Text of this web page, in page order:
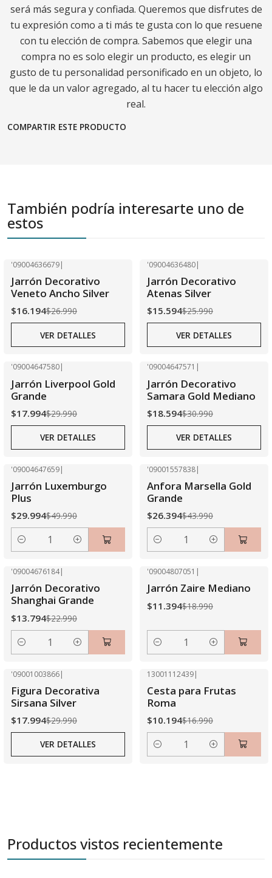
será más segura y confiada. Queremos que disfrutes de
tu expresión como a ti más te gusta con lo que resuene
con tu elección de compra. Sabemos que elegir una
compra no es solo elegir un producto, es elegir un
gusto de tu personalidad personificado en un objeto, lo
que le da un valor agregado, al tu hacer tu elección algo
real.
COMPARTIR ESTE PRODUCTO
También podría interesarte uno de
estos
Agotado
'09004636679|
Jarrón Decorativo
Veneto Ancho Silver
$16.194$26.990
VER DETALLES
Agotado
'09004636480|
Jarrón Decorativo
Atenas Silver
$15.594$25.990
VER DETALLES
Agotado
'09004647580|
Jarrón Liverpool Gold
Grande
$17.994$29.990
VER DETALLES
Agotado
'09004647571 |
Jarrón Decorativo
Samara Gold Mediano
$18.594$30.990
VER DETALLES
'09004647659|
Jarrón Luxemburgo
Plus
$29.994$49.990
Cantidad
'09001557838|
Anfora Marsella Gold
Grande
$26.394$43.990
Cantidad
'09004676184|
Jarrón Decorativo
Shanghai Grande
$13.794$22.990
Cantidad
'09004807051 |
Jarrón Zaire Mediano
$11.394$18.990
Cantidad
Agotado
'09001003866|
Figura Decorativa
Sirsana Silver
$17.994$29.990
VER DETALLES
13001112439|
Cesta para Frutas
Roma
$10.194$16.990
Cantidad
Productos vistos recientemente